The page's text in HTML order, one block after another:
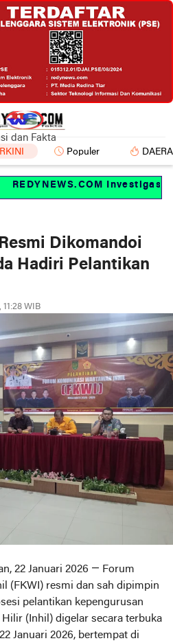
dan Fakta
Populer
REDYNEWS.COM Investigasi
Dikomandoi
Hadiri Pelantikan
11:28 WIB
22 Januari 2026 — Forum
(FKWI) resmi dan sah dipimpin
pelantikan kepengurusan
(Inhil) digelar secara terbuka
Januari 2026, bertempat di